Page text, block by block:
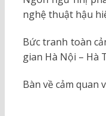
nghệ thuật hậu
Bức tranh toàn
gian Hà Nội – Hà
Bàn về cảm quan